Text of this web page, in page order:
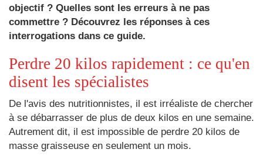
objectif ? Quelles sont les erreurs à ne pas
commettre ? Découvrez les réponses à ces
interrogations dans ce guide.
Perdre 20 kilos rapidement : ce qu'en
disent les spécialistes
De l'avis des nutritionnistes, il est irréaliste de chercher
à se débarrasser de plus de deux kilos en une semaine.
Autrement dit, il est impossible de perdre 20 kilos de
masse graisseuse en seulement un mois.